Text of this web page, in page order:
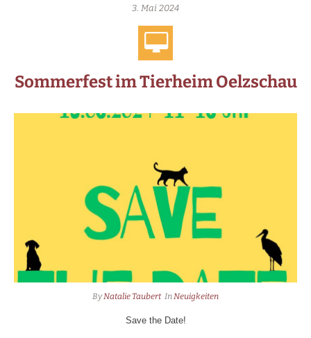
3. Mai 2024
Sommerfest im Tierheim Oelzschau
ByNatalie Taubert InNeuigkeiten
Save the Date!